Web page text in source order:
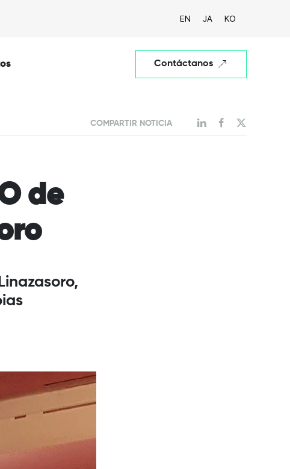
EN JA KO
Contáctanos
COMPARTIR NOTICIA
de